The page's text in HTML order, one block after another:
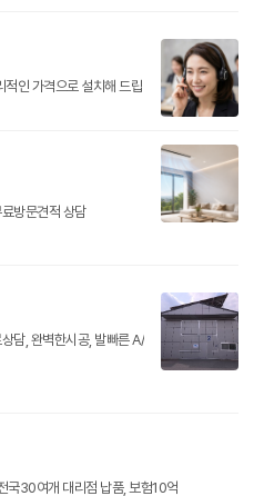
인 가격으로 설치해 드립
방문견적 상담
담, 완벽한시공, 발빠른 A/
국30여개 대리점 납품, 보험10억